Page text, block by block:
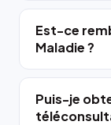
Est-ce
Maladie ?
Puis-je